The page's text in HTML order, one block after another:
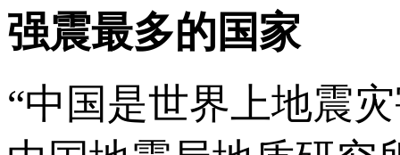
强震最多的国家
“中国是世界上地震